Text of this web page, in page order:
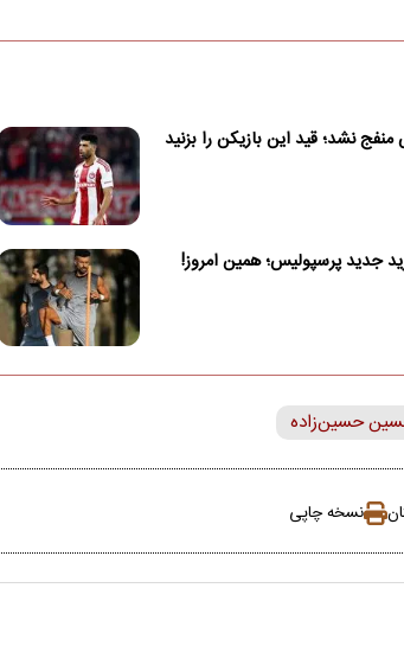
نشد؛ قید این بازیکن را بزنید
حسین‌زاده
نسخه چاپی